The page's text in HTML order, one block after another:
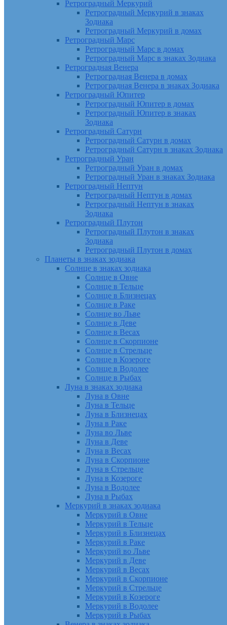
Ретроградный Меркурий
Ретроградный Меркурий в знаках
Зодиака
Ретроградный Меркурий в домах
Ретроградный Марс
Ретроградный Марс в домах
Ретроградный Марс в знаках Зодиака
Ретроградная Венера
Ретроградная Венера в домах
Ретроградная Венера в знаках Зодиака
Ретроградный Юпитер
Ретроградный Юпитер в домах
Ретроградный Юпитер в знаках
Зодиака
Ретроградный Сатурн
Ретроградный Сатурн в домах
Ретроградный Сатурн в знаках Зодиака
Ретроградный Уран
Ретроградный Уран в домах
Ретроградный Уран в знаках Зодиака
Ретроградный Нептун
Ретроградный Нептун в домах
Ретроградный Нептун в знаках
Зодиака
Ретроградный Плутон
Ретроградный Плутон в знаках
Зодиака
Ретроградный Плутон в домах
Планеты в знаках зодиака
Солнце в знаках зодиака
Солнце в Овне
Солнце в Тельце
Солнце в Близнецах
Солнце в Раке
Солнце во Льве
Солнце в Деве
Солнце в Весах
Солнце в Скорпионе
Солнце в Стрельце
Солнце в Козероге
Солнце в Водолее
Солнце в Рыбах
Луна в знаках зодиака
Луна в Овне
Луна в Тельце
Луна в Близнецах
Луна в Раке
Луна во Льве
Луна в Деве
Луна в Весах
Луна в Скорпионе
Луна в Стрельце
Луна в Козероге
Луна в Водолее
Луна в Рыбах
Меркурий в знаках зодиака
Меркурий в Овне
Меркурий в Тельце
Меркурий в Близнецах
Меркурий в Раке
Меркурий во Льве
Меркурий в Деве
Меркурий в Весах
Меркурий в Скорпионе
Меркурий в Стрельце
Меркурий в Козероге
Меркурий в Водолее
Меркурий в Рыбах